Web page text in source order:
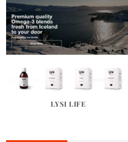
LYSI LIFE